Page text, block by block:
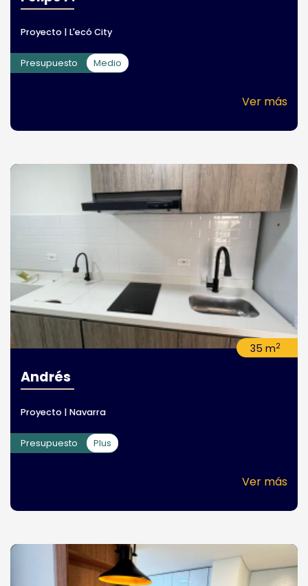
Proyecto | L'ecó City
Presupuesto Medio
Ver más
35 m2
Andrés
Proyecto | Navarra
Presupuesto Plus
Ver más